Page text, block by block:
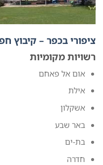
ציפורי בכפר – קיבוץ
רשויות מקומיות
אום אל פאחם
אילת
אשקלון
באר שבע
בת-ים
חדרה